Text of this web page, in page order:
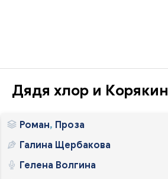
Дядя хлор и Корякин
Роман, Проза
Галина Щербакова
Гелена Волгина